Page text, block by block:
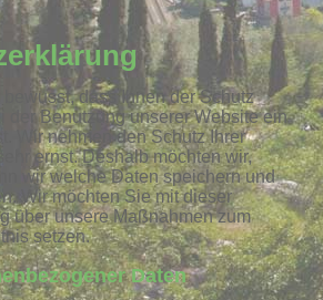
dass Ihnen der Schutz
der Benutzung unserer Website ein
Wir nehmen den Schutz Ihrer
ernst. Deshalb möchten wir,
wir welche Daten speichern und
Wir möchten Sie mit dieser
über unsere Maßnahmen zum
setzen.
Daten